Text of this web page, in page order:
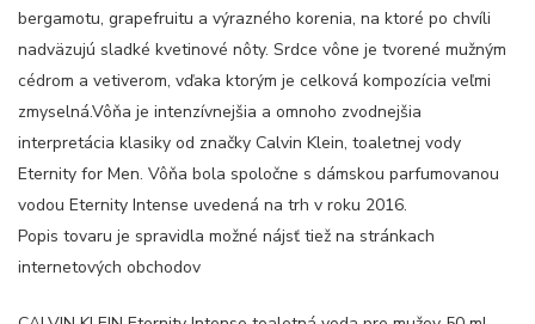
bergamotu, grapefruitu a výrazného korenia, na ktoré po chvíli
nadväzujú sladké kvetinové nôty. Srdce vône je tvorené mužným
cédrom a vetiverom, vďaka ktorým je celková kompozícia veľmi
zmyselná.Vôňa je intenzívnejšia a omnoho zvodnejšia
interpretácia klasiky od značky Calvin Klein, toaletnej vody
Eternity for Men. Vôňa bola spoločne s dámskou parfumovanou
vodou Eternity Intense uvedená na trh v roku 2016.
Popis tovaru je spravidla možné nájsť tiež na stránkach
internetových obchodov